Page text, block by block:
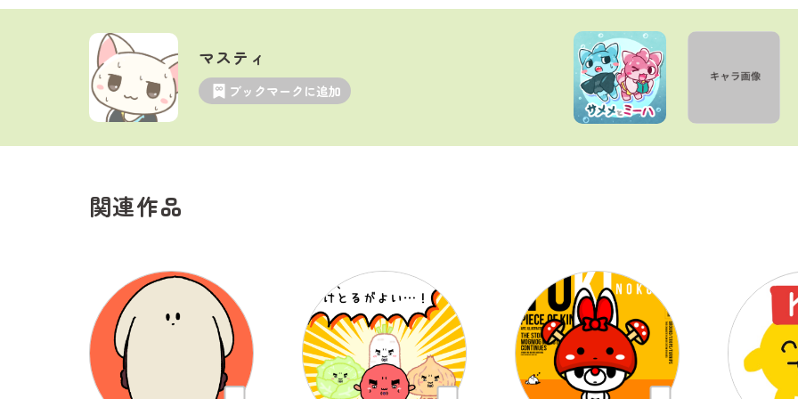
マスティ
ブックマークに追加
関連作品